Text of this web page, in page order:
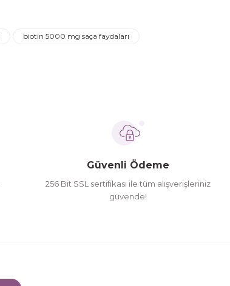
biotin 5000 mg saça faydaları
Güvenli Ödeme
256 Bit SSL sertifikası ile tüm alışverişleriniz
güvende!